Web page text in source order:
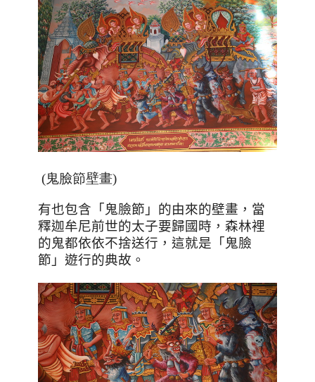
(鬼臉節壁畫)
有也包含「鬼臉節」的由來的壁畫，當
釋迦牟尼前世的太子要歸國時，森林裡
的鬼都依依不捨送行，這就是「鬼臉
節」遊行的典故。